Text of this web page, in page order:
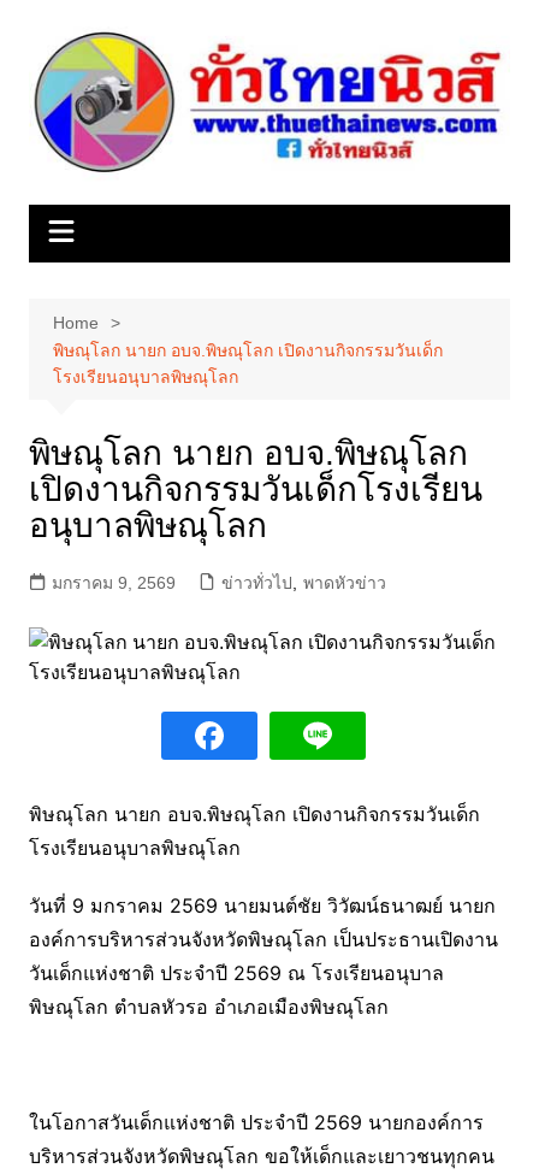
content
Home
พิษณุโลก นายก อบจ.พิษณุโลก เปิดงานกิจกรรมวันเด็ก
โรงเรียนอนุบาลพิษณุโลก
พิษณุโลก นายก อบจ.พิษณุโลก
เปิดงานกิจกรรมวันเด็กโรงเรียน
อนุบาลพิษณุโลก
มกราคม 9, 2569 ข่าวทั่วไป พาดหัวข่าว
พิษณุโลก นายก อบจ.พิษณุโลก เปิดงานกิจกรรมวันเด็ก
โรงเรียนอนุบาลพิษณุโลก
วันที่ 9 มกราคม 2569 นายมนต์ชัย วิวัฒน์ธนาฒย์ นายก
องค์การบริหารส่วนจังหวัดพิษณุโลก เป็นประธานเปิดงาน
วันเด็กแห่งชาติ ประจำปี 2569 ณ โรงเรียนอนุบาล
พิษณุโลก ตำบลหัวรอ อำเภอเมืองพิษณุโลก
ในโอกาสวันเด็กแห่งชาติ ประจำปี 2569 นายกองค์การ
บริหารส่วนจังหวัดพิษณุโลก ขอให้เด็กและเยาวชนทุกคน